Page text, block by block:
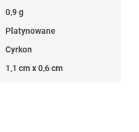
0,9 g
Platynowane
Cyrkon
1,1 cm x 0,6 cm